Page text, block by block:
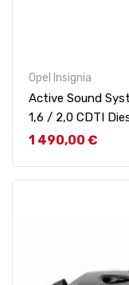
Opel Insignia
Active Sound
1,6 / 2,0 CDTI
Prix
1 490,00 €